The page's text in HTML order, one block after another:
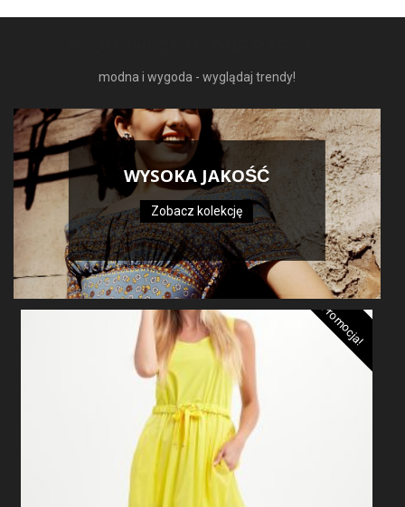
modna i wygoda - wyglądaj trendy!
WYSOKA JAKOŚĆ
Zobacz kolekcję
Promocja!